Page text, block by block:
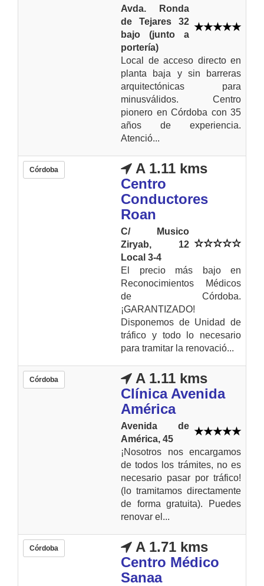
Avda. Ronda
de Tejares 32
bajo (junto a
portería)
Local de acceso directo en
planta baja y sin barreras
arquitectónicas para
minusválidos. Centro
pionero en Córdoba con 35
años de experiencia.
Atenció...
Córdoba
A 1.11 kms
Centro
Conductores
Roan
C/ Musico
Ziryab, 12
Local 3-4
El precio más bajo en
Reconocimientos Médicos
de Córdoba.
¡GARANTIZADO!
Disponemos de Unidad de
tráfico y todo lo necesario
para tramitar la renovació...
Córdoba
A 1.11 kms
Clínica Avenida
América
Avenida de
América, 45
¡Nosotros nos encargamos
de todos los trámites, no es
necesario pasar por tráfico!
(lo tramitamos directamente
de forma gratuita). Puedes
renovar el...
Córdoba
A 1.71 kms
Centro Médico
Sanaa